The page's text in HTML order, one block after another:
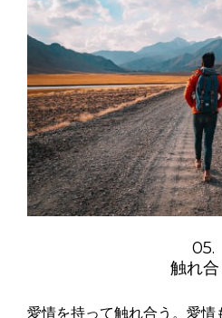
05.
触れ合
愛情を持って触れ合う。愛情